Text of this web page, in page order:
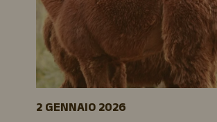
2 GENNAIO 2026